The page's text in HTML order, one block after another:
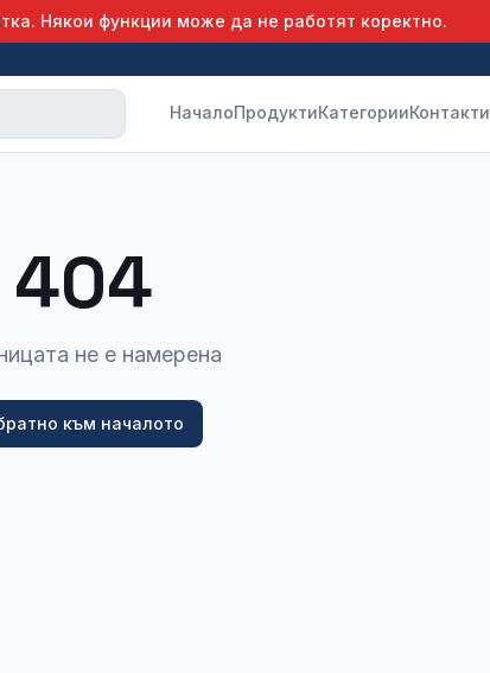
Някои функции може да не работят коректно.
НачалоПродуктиКатегорииКонтакти
404
не е намерена
към началото